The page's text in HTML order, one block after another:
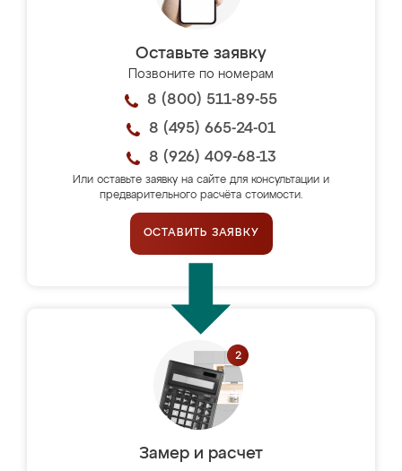
Оставьте заявку
Позвоните по номерам
8 (800) 511-89-55
8 (495) 665-24-01
8 (926) 409-68-13
Или оставьте заявку на сайте для консультации и
предварительного расчёта стоимости.
ОСТАВИТЬ ЗАЯВКУ
Замер и расчет